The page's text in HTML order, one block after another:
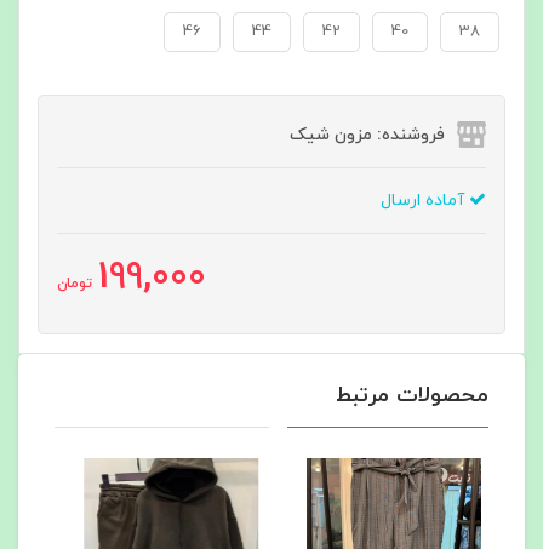
38
40
42
44
46
فروشنده: مزون شیک
آماده ارسال
199,000 تومان
محصولات مرتبط